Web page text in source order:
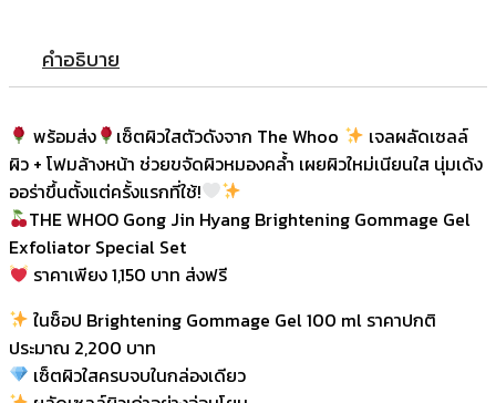
คำอธิบาย
พร้อมส่ง เซ็ตผิวใสตัวดังจาก The Whoo
เจลผลัดเซลล์
ผิว + โฟมล้างหน้า ช่วยขจัดผิวหมองคล้ำ เผยผิวใหม่เนียนใส นุ่มเด้ง
ออร่าขึ้นตั้งแต่ครั้งแรกที่ใช้!
THE WHOO Gong Jin Hyang Brightening Gommage Gel
Exfoliator Special Set
ราคาเพียง 1,150 บาท ส่งฟรี
ในช็อป Brightening Gommage Gel 100 ml ราคาปกติ
ประมาณ 2,200 บาท
เซ็ตผิวใสครบจบในกล่องเดียว